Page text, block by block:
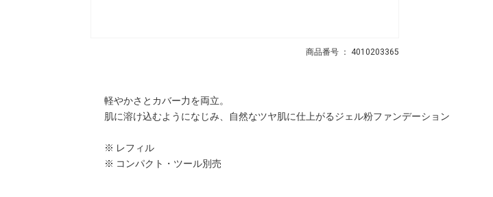
商品番号 ： 4010203365
軽やかさとカバー力を両立。
肌に溶け込むようになじみ、自然なツヤ肌に仕上がるジェル粉ファンデーション
※ レフィル
※ コンパクト・ツール別売